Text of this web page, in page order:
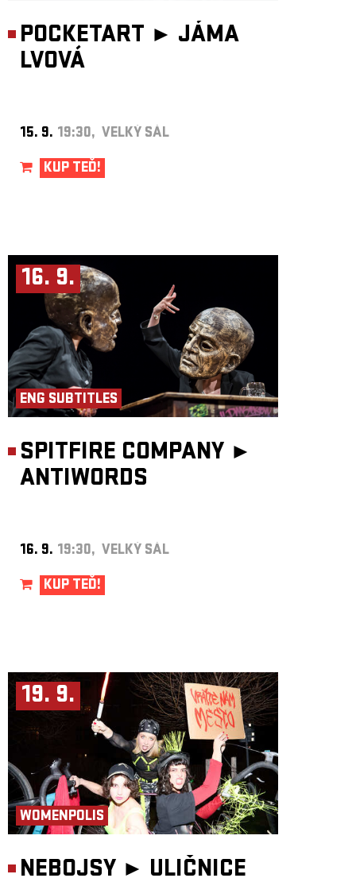
POCKETART ► JÁMA
LVOVÁ
15. 9. 19:30, VELKÝ SÁL
KUP TEĎ!
16. 9.
ENG SUBTITLES
SPITFIRE COMPANY ►
ANTIWORDS
16. 9. 19:30, VELKÝ SÁL
KUP TEĎ!
19. 9.
WOMENPOLIS
NEBOJSY ► ULIČNICE